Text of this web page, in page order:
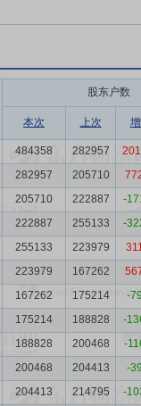
股东户数
本次 上次
484358 282957
282957 205710
205710 222887
-
222887 255133
-
255133 223979
223979 167262
167262 175214
-
175214 188828
-
188828 200468
-
200468 204413
-
204413 214795 -